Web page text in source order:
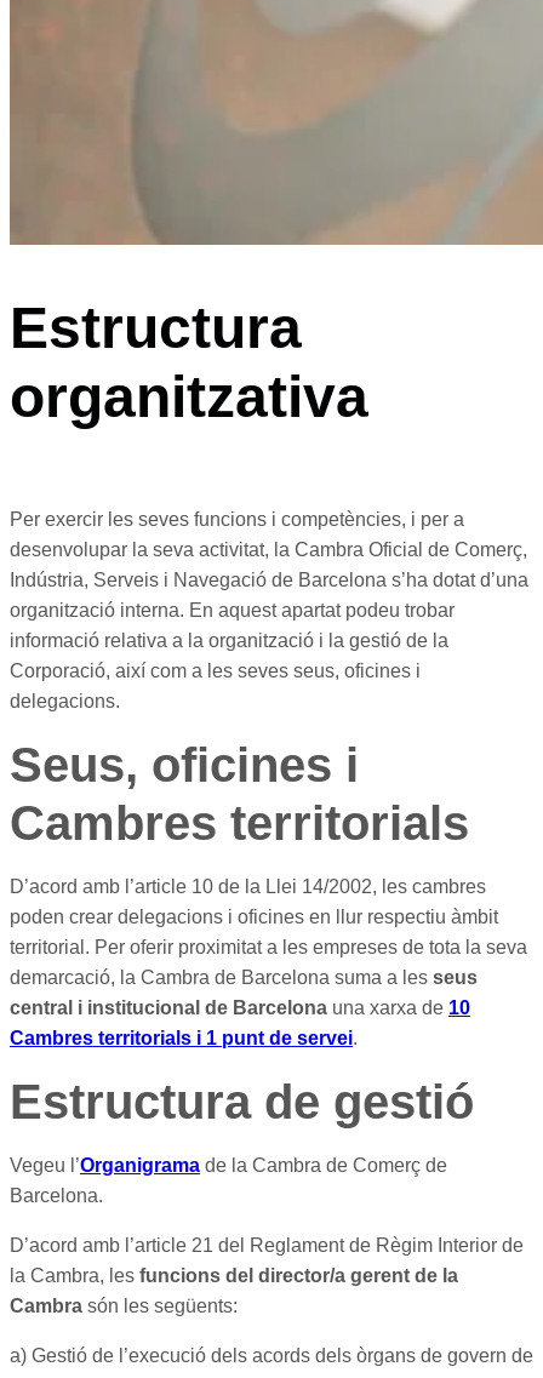
Estructura
organitzativa
Per exercir les seves funcions i competències, i per a
desenvolupar la seva activitat, la Cambra Oficial de Comerç,
Indústria, Serveis i Navegació de Barcelona s’ha dotat d’una
organització interna. En aquest apartat podeu trobar
informació relativa a la organització i la gestió de la
Corporació, així com a les seves seus, oficines i
delegacions.
Seus, oficines i
Cambres territorials
D’acord amb l’article 10 de la Llei 14/2002, les cambres
poden crear delegacions i oficines en llur respectiu àmbit
territorial. Per oferir proximitat a les empreses de tota la seva
demarcació, la Cambra de Barcelona suma a les seus
central i institucional de Barcelona una xarxa de 10
Cambres territorials i 1 punt de servei.
Estructura de gestió
Vegeu l’Organigrama de la Cambra de Comerç de
Barcelona.
D’acord amb l’article 21 del Reglament de Règim Interior de
la Cambra, les funcions del director/a gerent de la
Cambra són les següents:
a) Gestió de l’execució dels acords dels òrgans de govern de